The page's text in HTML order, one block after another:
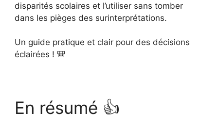
disparités scolaires et l’utiliser sans tomber
dans les pièges des surinterprétations.
Un guide pratique et clair pour des décisions
éclairées ! 🎒
En résumé 👍